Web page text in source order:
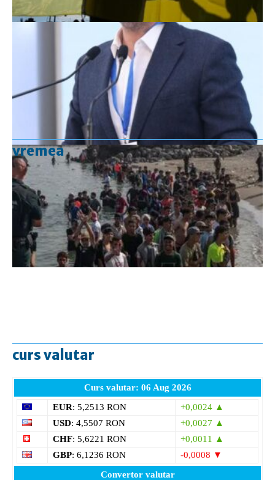
vremea
curs valutar
Curs valutar: 06 Aug 2026
EUR: 5,2513 RON
+0,0024 ▲
USD: 4,5507 RON
+0,0027 ▲
CHF: 5,6221 RON
+0,0011 ▲
GBP: 6,1236 RON
-0,0008 ▼
Convertor valutar